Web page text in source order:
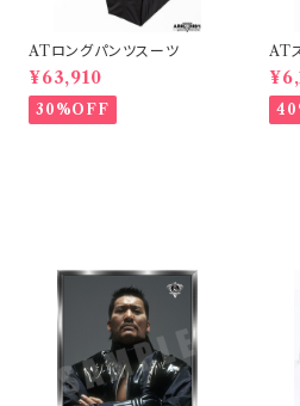
ATロングパンツスーツ
¥63,910
30%OFF
AT
ス